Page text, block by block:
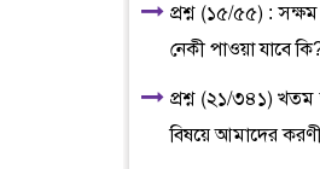
প্রশ্ন (১৫/৫৫) :
নেকী পাওয়া যাবে
প্রশ্ন (২১/৩৪১) খতম
বিষয়ে আমাদের